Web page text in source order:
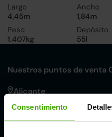
Consentimiento
Largo
4,45m
Ancho
1,84m
Peso
1.407kg
Depósito
55l
Nuestros puntos de venta
Alicante
Córdoba